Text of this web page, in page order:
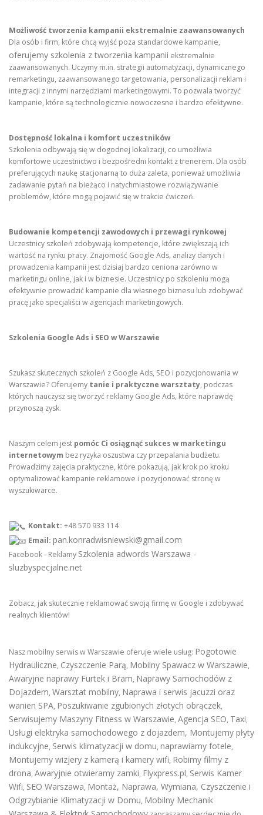
Możliwość tworzenia kampanii ekstremalnie zaawansowanych
Dla osób i firm, które chcą wyjść poza standardowe kampanie,
oferujemy szkolenia z tworzenia kampanii ekstremalnie
zaawansowanych. Uczymy m.in. strategii automatyzacji, dynamicznego
remarketingu, zaawansowanego targetowania, personalizacji reklam i
integracji z innymi narzędziami marketingowymi. To pozwala tworzyć
kampanie, które są technologicznie nowoczesne i bardzo efektywne.
Dostępność lokalna i komfort uczestników
Szkolenia odbywają się w dogodnej lokalizacji, co umożliwia
komfortowe uczestnictwo i bezpośredni kontakt z trenerem. Dla osób
preferujących naukę stacjonarną to duża zaleta, ponieważ umożliwia
zadawanie pytań na bieżąco i natychmiastowe rozwiązywanie
problemów, które mogą pojawić się w trakcie ćwiczeń.
Budowanie kompetencji zawodowych i przewagi rynkowej
Uczestnicy szkoleń zdobywają kompetencje, które zwiększają ich
wartość na rynku pracy. Znajomość Google Ads, analizy danych i
prowadzenia kampanii jest dzisiaj bardzo ceniona zarówno w
marketingu online, jak i w biznesie. Uczestnicy po szkoleniu mogą
efektywnie prowadzić kampanie dla własnego biznesu lub zdobywać
pracę jako specjaliści w agencjach marketingowych.
Szkolenia Google Ads i SEO w Warszawie
Szukasz skutecznych szkoleń z Google Ads, SEO i pozycjonowania w
Warszawie? Oferujemy tanie i praktyczne warsztaty, podczas
których nauczysz się tworzyć reklamy Google Ads, które naprawdę
przynoszą zysk.
Naszym celem jest pomóc Ci osiągnąć sukces w marketingu
internetowym bez ryzyka oszustwa czy przepalania budżetu.
Prowadzimy zajęcia praktyczne, które pokazują, jak krok po kroku
optymalizować kampanie reklamowe i pozycjonować stronę w
wyszukiwarce.
Kontakt: +48 570 933 114
Email: pan.konradwisniewski@gmail.com
Facebook - Reklamy Szkolenia adwords Warszawa -
sluzbyspecjalne.net
Zobacz, jak skutecznie reklamować swoją firmę w Google i zdobywać
realnych klientów!
Nasz mobilny serwis w Warszawie oferuje wiele usług: Pogotowie
Hydrauliczne, Czyszczenie Parą, Mobilny Spawacz w Warszawie,
Awaryjne naprawy Furtek i Bram, Naprawy Samochodów z
Dojazdem, Warsztat mobilny, Naprawa i serwis jacuzzi oraz
wanien SPA, Poszukiwanie zgubionych złotych obrączek,
Serwisujemy Maszyny Fitness w Warszawie, Agencja SEO, Taxi,
Usługi elektryka samochodowego z dojazdem, Montujemy płyty
indukcyjne, Serwis klimatyzacji w domu, naprawiamy fotele,
Montujemy wizjery z kamerą i kamery wifi, Robimy filmy z
drona, Awaryjnie otwieramy zamki, Flyxpress.pl, Serwis Kamer
Wifi, SEO Warszawa, Montaż, Naprawa, Wymiana, Czyszczenie i
Odgrzybianie Klimatyzacji w Domu, Mobilny Mechanik